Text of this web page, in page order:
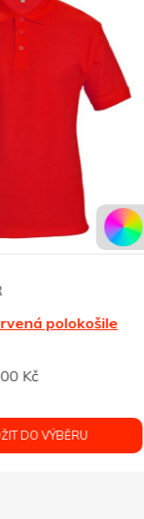
Dany 190
Cena od